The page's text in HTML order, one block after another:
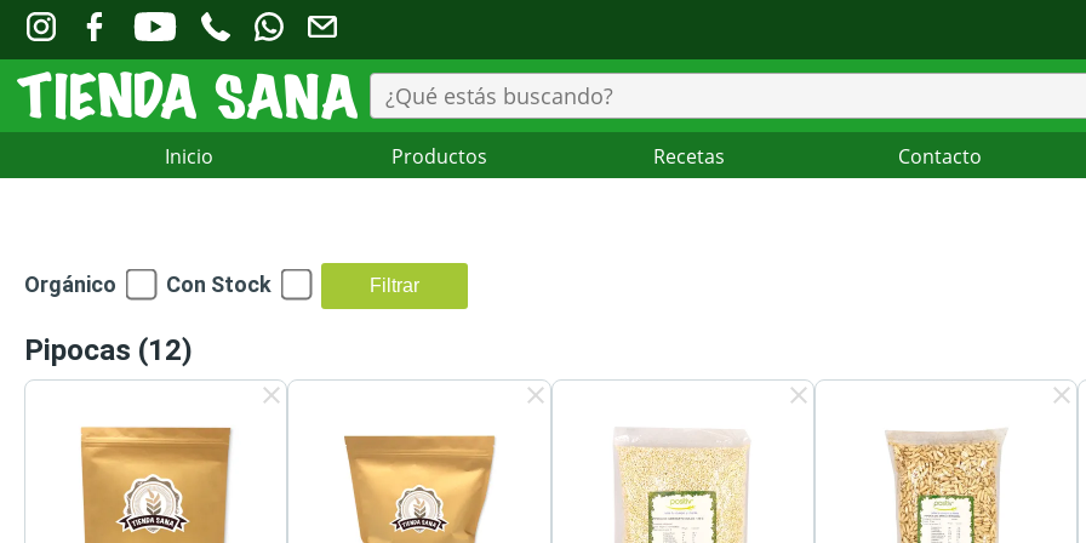
Inicio Productos Recetas Contacto
Orgánico Con Stock Filtrar
Pipocas (12)
clear clear clear clear